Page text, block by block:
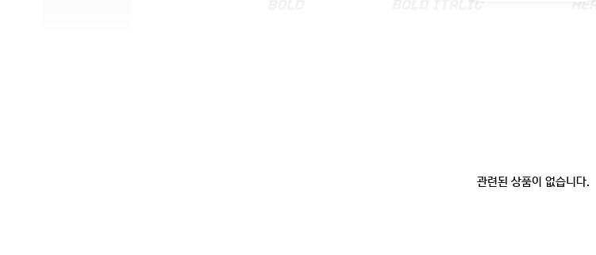
관련된 상품이 없습니다.